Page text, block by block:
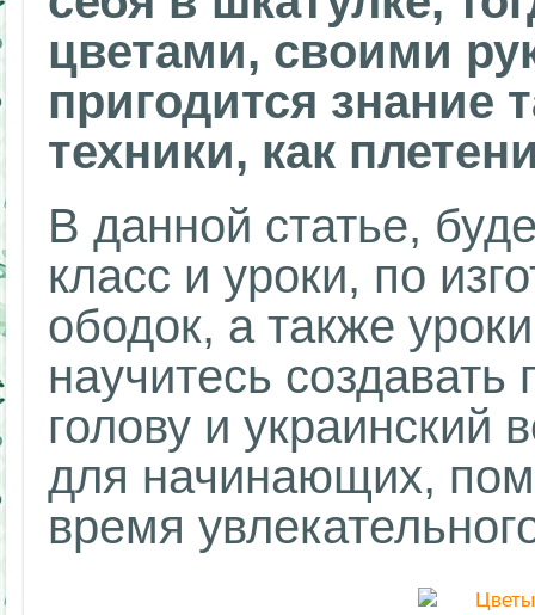
цветами, своими
пригодится знание
техники, как
В данной статье,
класс и уроки, по
ободок, а также
научитесь
голову и
для начинающих,
время